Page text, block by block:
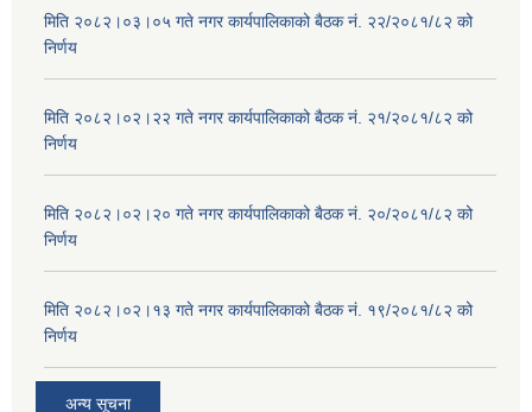
मिति २०८२।०३।०५ गते नगर कार्यपालिकाको बैठक नं. २२/२०८१/८२ को
निर्णय
मिति २०८२।०२।२२ गते नगर कार्यपालिकाको बैठक नं. २१/२०८१/८२ को
निर्णय
मिति २०८२।०२।२० गते नगर कार्यपालिकाको बैठक नं. २०/२०८१/८२ को
निर्णय
मिति २०८२।०२।१३ गते नगर कार्यपालिकाको बैठक नं. १९/२०८१/८२ को
निर्णय
अन्य सूचना